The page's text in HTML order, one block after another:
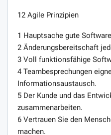
12 Agile Prinzipien
1 Hauptsache gute
2 Änderungsbereitschaft
3 Voll funktionsfähige
4 Teambesprechungen
Informationsaustausch.
5 Der Kunde und das
zusammenarbeiten.
6 Vertrauen Sie den
machen.